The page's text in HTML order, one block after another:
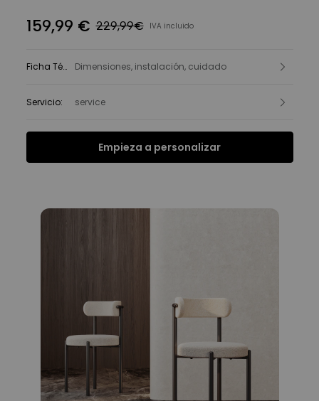
159,99 € 229,99€ IVA incluido
Ficha Técnica :
Dimensiones, instalación, cuidado
Servicio: service
Empieza a personalizar
Ficha Técnica